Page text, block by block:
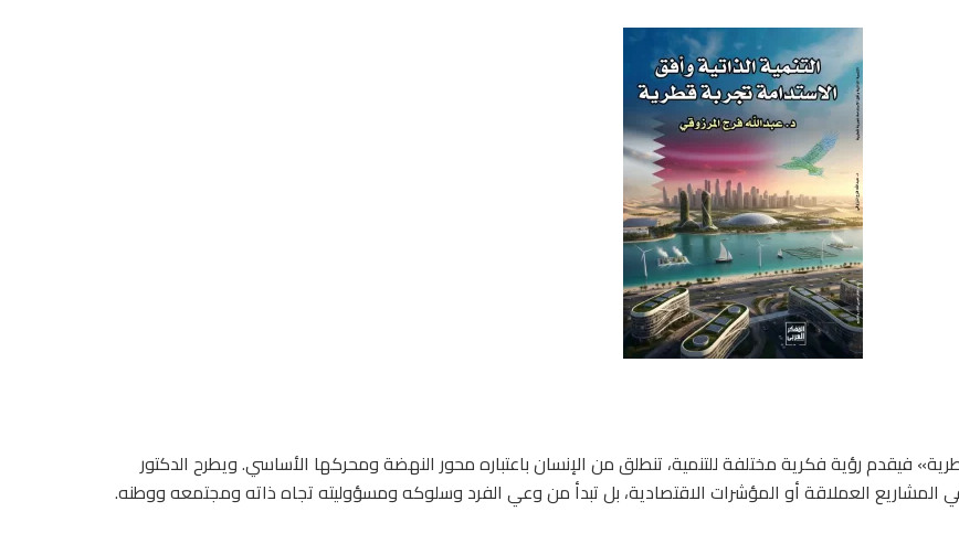
فيقدم رؤية فكرية مختلفة للتنمية، تنطلق من الإنسان باعتباره محور النهضة ومحركها الأساسي. ويطرح الدكتور
المشاريع العملاقة أو المؤشرات الاقتصادية، بل تبدأ من وعي الفرد وسلوكه ومسؤوليته تجاه ذاته ومجتمعه ووطنه.